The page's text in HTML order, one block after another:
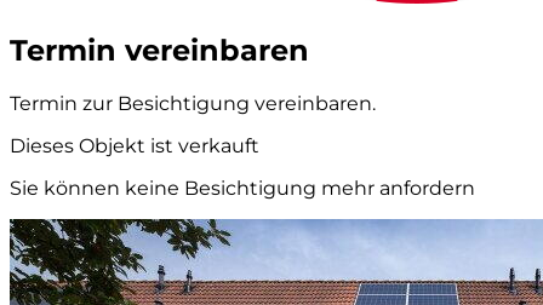
Termin vereinbaren
Termin zur Besichtigung vereinbaren.
Dieses Objekt ist verkauft
Sie können keine Besichtigung mehr anfordern